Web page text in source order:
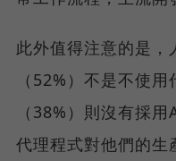
此外值得注意的是
（52%）不是不使
（38%）則沒有採
代理程式對他們的生